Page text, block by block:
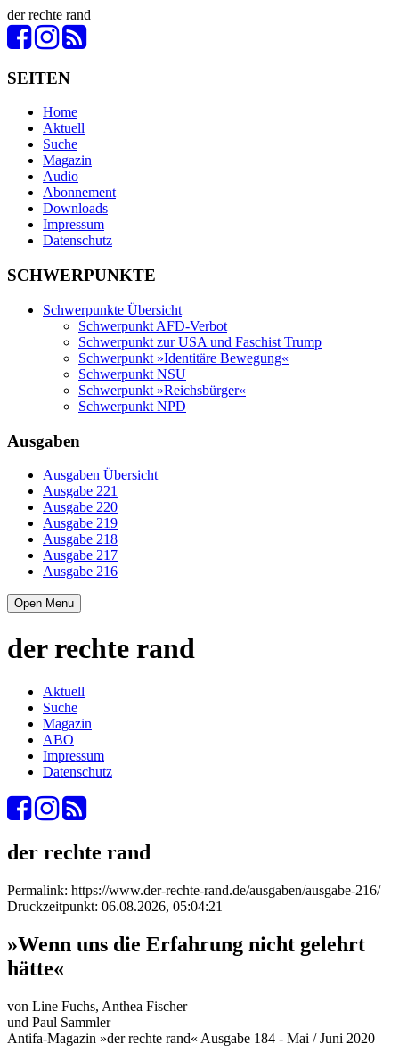
derrechte rand
SEITEN
Home
Aktuell
Suche
Magazin
Audio
Abonnement
Downloads
Impressum
Datenschutz
SCHWERPUNKTE
Schwerpunkte Übersicht
Schwerpunkt AFD-Verbot
Schwerpunkt zur USA und Faschist Trump
Schwerpunkt »Identitäre Bewegung«
Schwerpunkt NSU
Schwerpunkt »Reichsbürger«
Schwerpunkt NPD
Ausgaben
Ausgaben Übersicht
Ausgabe 221
Ausgabe 220
Ausgabe 219
Ausgabe 218
Ausgabe 217
Ausgabe 216
Open Menu
derrechte rand
Aktuell
Suche
Magazin
ABO
Impressum
Datenschutz
der rechte rand
Permalink: https://www.der-rechte-rand.de/ausgaben/ausgabe-216/
Druckzeitpunkt: 06.08.2026, 05:04:21
»Wenn uns die Erfahrung nicht gelehrt
hätte«
von Line Fuchs, Anthea Fischer
und Paul Sammler
Antifa-Magazin »der rechte rand« Ausgabe 184 - Mai / Juni 2020